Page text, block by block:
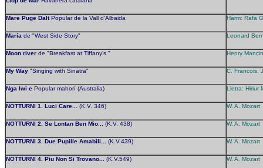
Mare Puge DaltPopular de la Vall d'Albaida Harm: Rafa
María de "West Side Story" Leonard
Moon river de "Breakfast at Tiffany's " Henry
My Way "Singing with Sinatra" C. Francois,
Nga Iwi e Popular mahorí (Australia) Lletra: Hiriur
NOTTURNI 1. Luci Care... (K.V. 346) W. A. Mozart
NOTTURNI 2. Se Lontan Ben Mio... (K.V. 438) W. A. Mozart
NOTTURNI 3. Due Pupille Amabili... (K.V.439) W. A. Mozart
NOTTURNI 4. Piu Non Si Trovano... (K.V.549) W. A. Mozart